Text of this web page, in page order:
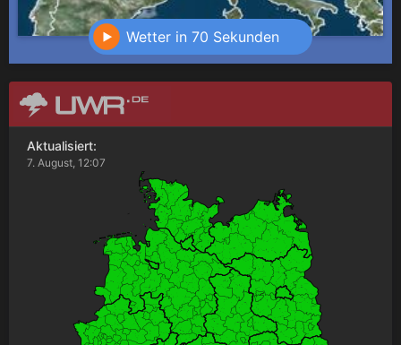
Wetter in 70 Sekunden
Aktualisiert:
7. August, 12:07